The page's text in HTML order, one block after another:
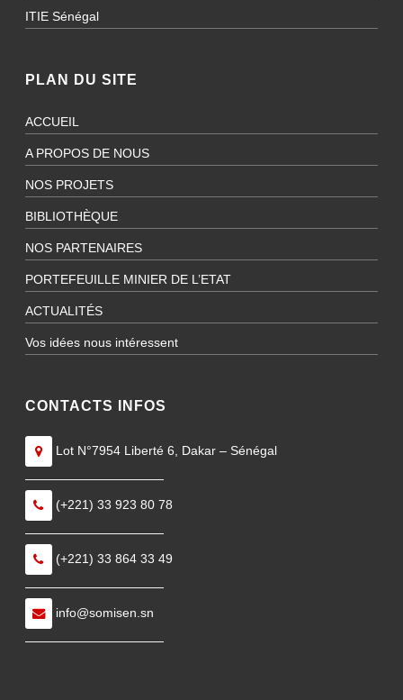
ITIE Sénégal
PLAN DU SITE
ACCUEIL
A PROPOS DE NOUS
NOS PROJETS
BIBLIOTHÈQUE
NOS PARTENAIRES
PORTEFEUILLE MINIER DE L’ETAT
ACTUALITÉS
Vos idées nous intéressent
CONTACTS INFOS
Lot N°7954 Liberté 6, Dakar – Sénégal
———————————
(+221) 33 923 80 78
———————————
(+221) 33 864 33 49
———————————
info@somisen.sn
———————————